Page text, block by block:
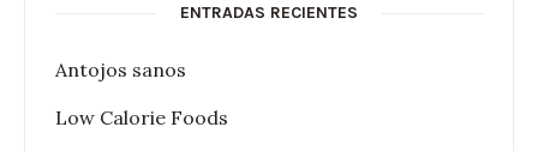
ENTRADAS RECIENTES
Antojos sanos
Low Calorie Foods